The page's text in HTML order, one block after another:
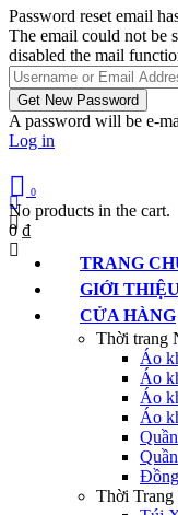
Password reset email
The email could not be
disabled the mail
A password will be e-
Log in
0
No products in the cart.
0 ₫
TRANG
GIỚI THIỆU
CỬA HÀNG
Thời trang
Áo
Áo
Áo
Áo
Thời